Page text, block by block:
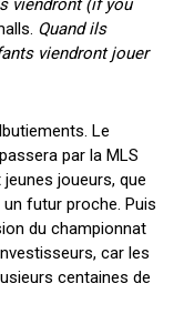
viendront (if you
Quand ils
viendront jouer
Le
par la MLS
joueurs, que
un futur proche. Puis
du championnat
car les
centaines de